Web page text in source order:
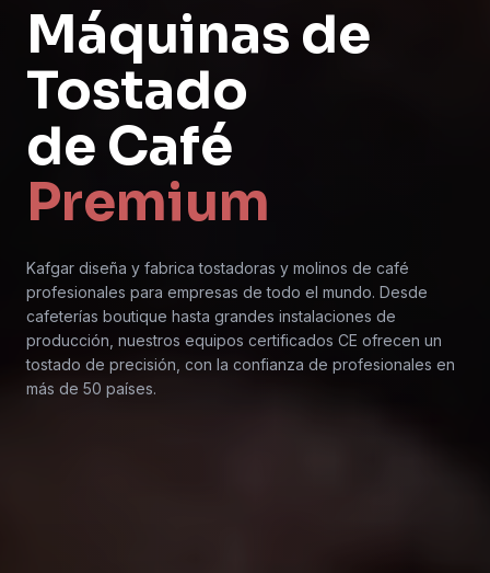
Máquinas de
Tostado
de Café
Premium
Kafgar diseña y fabrica tostadoras y molinos de café
profesionales para empresas de todo el mundo. Desde
cafeterías boutique hasta grandes instalaciones de
producción, nuestros equipos certificados CE ofrecen un
tostado de precisión, con la confianza de profesionales en
más de 50 países.